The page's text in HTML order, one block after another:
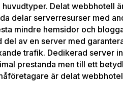
Delat webbhotell
delar serverresurser med
mindre hemsidor och
av en server med
trafik. Dedikerad server
prestanda men till ett
är delat